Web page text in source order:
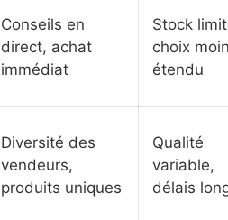
Conseils en
direct, achat
immédiat
Stock
choix
étendu
Diversité des
vendeurs,
produits uniques
Qualité
variable,
délais